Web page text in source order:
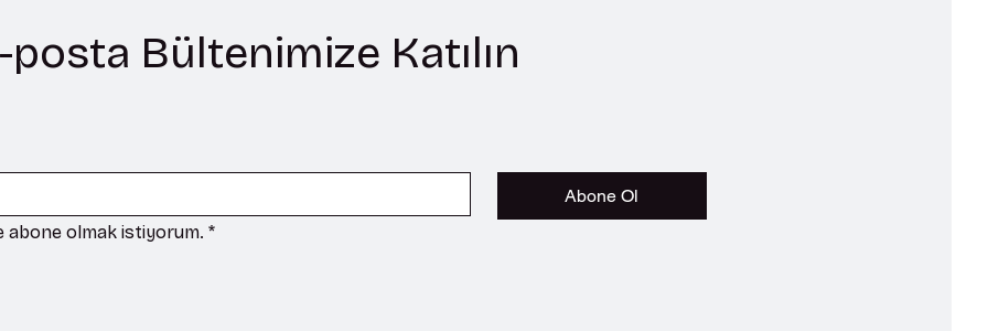
posta Bültenimize Katılın
Abone Ol
abone olmak istiyorum. *